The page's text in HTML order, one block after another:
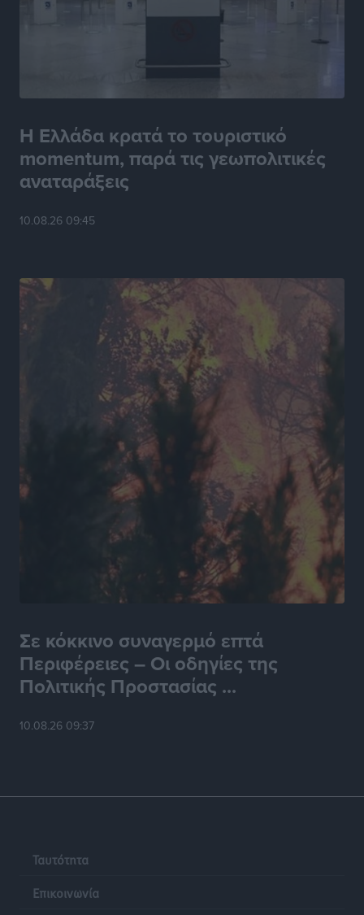
Η Ελλάδα κρατά το τουριστικό
momentum, παρά τις γεωπολιτικές
αναταράξεις
10.08.26 09:45
Σε κόκκινο συναγερμό επτά
Περιφέρειες – Οι οδηγίες της
Πολιτικής Προστασίας ...
10.08.26 09:37
Ταυτότητα
Επικοινωνία